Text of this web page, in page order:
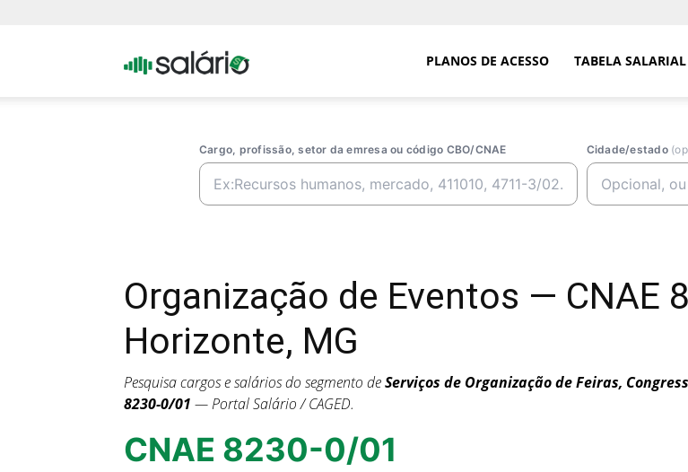
Portal PLANOS DE ACESSO TABELA SALARIAL
Cargo, profissão, setor da emresa ou código CBO/CNAE Cidade/estado
Organização de Eventos — CNAE
Horizonte, MG
Pesquisa cargos e salários do segmento deServiços de Organização de Feiras,
8230-0/01 — Portal Salário / CAGED.
CNAE 8230-0/01